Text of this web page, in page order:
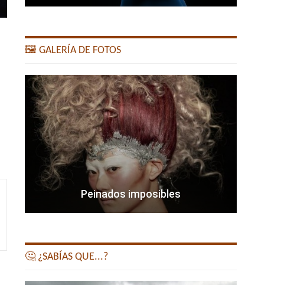
🖼️ GALERÍA DE FOTOS
Peinados imposibles
🤔 ¿SABÍAS QUE...?